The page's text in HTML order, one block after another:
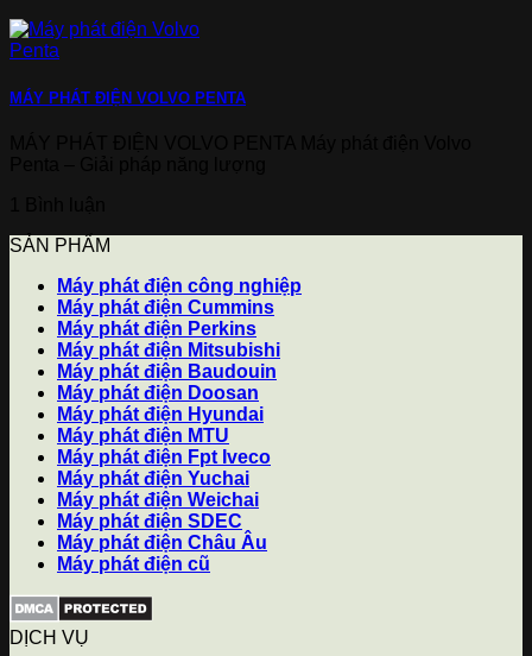
MÁY PHÁT ĐIỆN VOLVO PENTA
SẢN PHẨM
Máy phát điện công nghiệp
Máy phát điện Cummins
Máy phát điện Perkins
Máy phát điện Mitsubishi
Máy phát điện Baudouin
Máy phát điện Doosan
Máy phát điện Hyundai
Máy phát điện MTU
Máy phát điện Fpt Iveco
Máy phát điện Yuchai
Máy phát điện Weichai
Máy phát điện SDEC
Máy phát điện Châu Âu
Máy phát điện cũ
DỊCH VỤ